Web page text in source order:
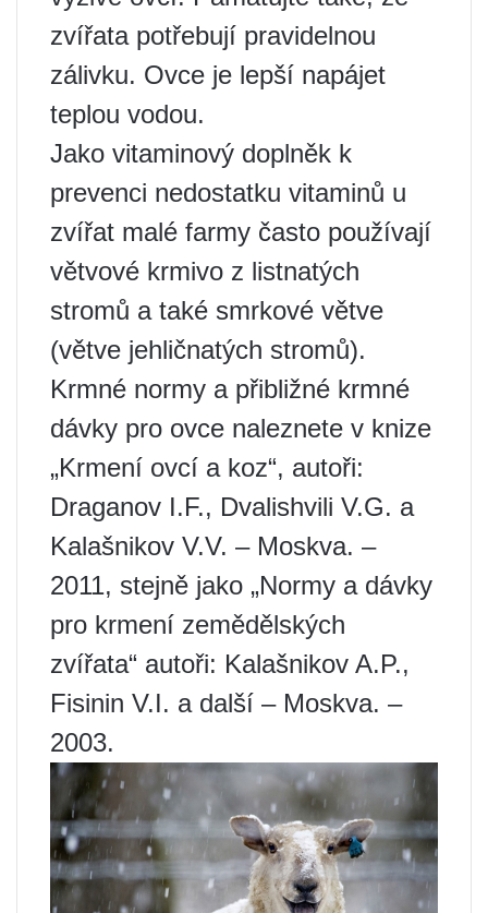
zvířata potřebují pravidelnou
zálivku. Ovce je lepší napájet
teplou vodou.
Jako vitaminový doplněk k
prevenci nedostatku vitaminů u
zvířat malé farmy často používají
větvové krmivo z listnatých
stromů a také smrkové větve
(větve jehličnatých stromů).
Krmné normy a přibližné krmné
dávky pro ovce naleznete v knize
„Krmení ovcí a koz“, autoři:
Draganov I.F., Dvalishvili V.G. a
Kalašnikov V.V. – Moskva. –
2011, stejně jako „Normy a dávky
pro krmení zemědělských
zvířata“ autoři: Kalašnikov A.P.,
Fisinin V.I. a další – Moskva. –
2003.